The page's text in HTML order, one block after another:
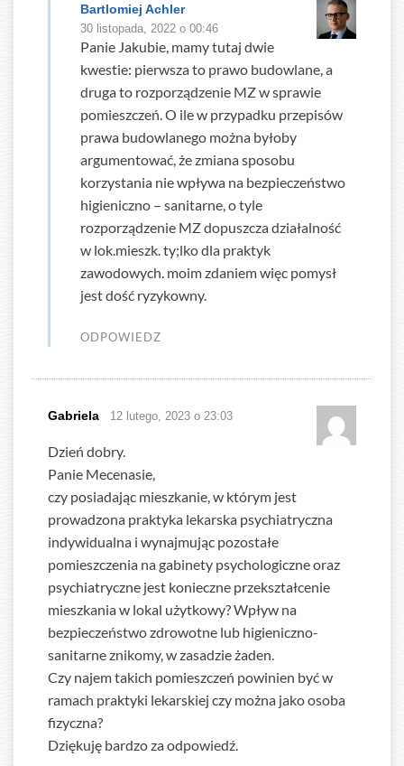
Bartlomiej Achler
30 listopada, 2022 o 00:46
Panie Jakubie, mamy tutaj dwie
kwestie: pierwsza to prawo budowlane, a
druga to rozporządzenie MZ w sprawie
pomieszczeń. O ile w przypadku przepisów
prawa budowlanego można byłoby
argumentować, że zmiana sposobu
korzystania nie wpływa na bezpieczeństwo
higieniczno – sanitarne, o tyle
rozporządzenie MZ dopuszcza działalność
w lok.mieszk. ty;lko dla praktyk
zawodowych. moim zdaniem więc pomysł
jest dość ryzykowny.
ODPOWIEDZ
Gabriela 12 lutego, 2023 o 23:03
Dzień dobry.
Panie Mecenasie,
czy posiadając mieszkanie, w którym jest
prowadzona praktyka lekarska psychiatryczna
indywidualna i wynajmując pozostałe
pomieszczenia na gabinety psychologiczne oraz
psychiatryczne jest konieczne przekształcenie
mieszkania w lokal użytkowy? Wpływ na
bezpieczeństwo zdrowotne lub higieniczno-
sanitarne znikomy, w zasadzie żaden.
Czy najem takich pomieszczeń powinien być w
ramach praktyki lekarskiej czy można jako osoba
fizyczna?
Dziękuję bardzo za odpowiedź.